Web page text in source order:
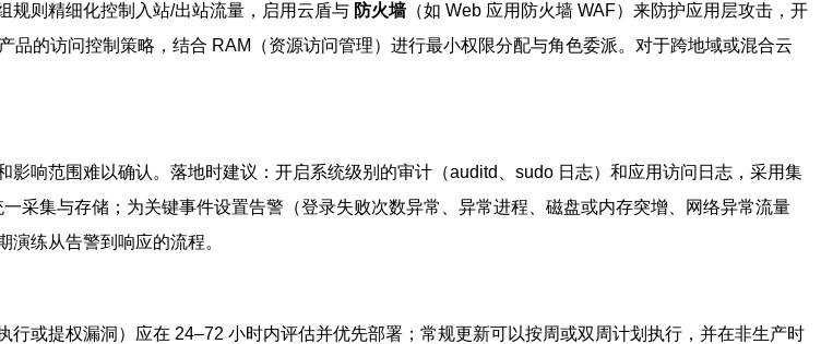
规则精细化控制入站/出站流量，启用云盾与 防火墙（如 Web 应用防火墙 WAF）来防护应用层攻击，开
的访问控制策略，结合 RAM（资源访问管理）进行最小权限分配与角色委派。对于跨地域或混合云
响范围难以确认。落地时建议：开启系统级别的审计（auditd、sudo 日志）和应用访问日志，采用集
采集与存储；为关键事件设置告警（登录失败次数异常、异常进程、磁盘或内存突增、网络异常流量
练从告警到响应的流程。
或提权漏洞）应在 24–72 小时内评估并优先部署；常规更新可以按周或双周计划执行，并在非生产时